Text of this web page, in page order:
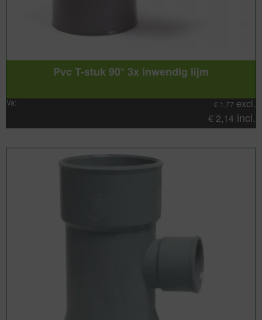
Pvc T-stuk 90° 3x inwendig lijm
Va: € 1,77 excl.
€ 2,14 incl.